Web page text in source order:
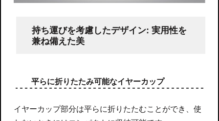
持ち運びを考慮したデザイン: 実用性を
兼ね備えた美
平らに折りたたみ可能なイヤーカップ
イヤーカップ部分は平らに折りたたむことができ、使